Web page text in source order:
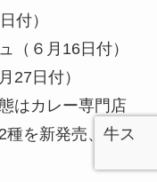
付）
（６月16日付）
27日付）
はカレー専門店
種を新発売、牛ス